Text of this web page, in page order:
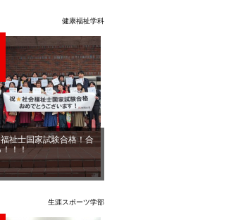
健康福祉学科
祉士国家試験合格！合
！！！
生涯スポーツ学部